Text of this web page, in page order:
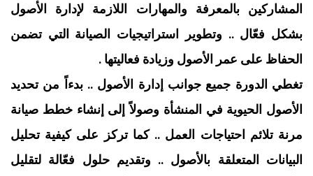
المشاركين بالمعرفة والمهارات اللازمة لإدارة الأصول
بشكل فعّال .. وتطوير استراتيجيات الصيانة التي تضمن
الحفاظ على عمر الأصول وزيادة فعاليتها .
تغطي الدورة جميع جوانب إدارة الأصول .. بدءاً من تحديد
الأصول الحيوية في المنشأة وصولاً إلى إنشاء خطط صيانة
مرنة تلائم احتياجات العمل .. كما تركز على كيفية تحليل
البيانات المتعلقة بالأصول .. وتقديم حلول فعّالة لتقليل